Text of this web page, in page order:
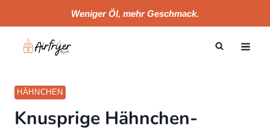
to
content
Weniger Öl, mehr Geschmack.
HÄHNCHEN
Knusprige Hähnchen-